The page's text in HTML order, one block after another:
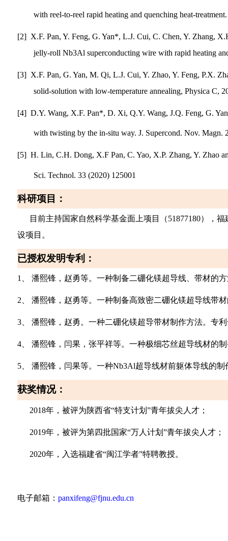
with reel-to-reel rapid heating and quenching heat-
[2] X.F. Pan, Y. Feng, G. Yan*, L.J. Cui, C. Chen, Y. Zhang,
jelly-roll Nb3Al superconducting wire with rapid heating
[3] X.F. Pan, G. Yan, M. Qi, L.J. Cui, Y. Zhao, Y. Feng, P.X.
solid-solution with low-temperature annealing, Physica C,
[4] D.Y. Wang, X.F. Pan*, D. Xi, Q.Y. Wang, J.Q. Feng, G.
with twisting by the in-situ way. J. Supercond. Nov. Magn.
[5] H. Lin, C.H. Dong, X.F Pan, C. Yao, X.P. Zhang, Y. Zhao
Sci. Technol. 33 (2020) 125001
科研项目 ：
目前主持国家自然科学基金面上项目（51877180），
设项目。
已授权发明专利 ：
1、 潘熙锋，赵勇等。一种制备二硼化镁超导线、带材的
2、 潘熙锋，赵勇等。一种制备高致密二硼化镁超导线带
3、 潘熙锋，赵勇。一种二硼化镁超导带材制作方法。专
4、 潘熙锋，闫果，张平祥等。一种极细芯丝超导线材的
5、 潘熙锋，闫果等。一种Nb3Al超导线材前躯体导线的
获奖情况：
2018年，被评为陕西省“特支计划 ”青年拔尖人才；
2019年，被评为第四批国家“万人计划 ”青年拔尖人才；
2020年，入选福建省“闽江学者”特聘教授。
电子邮箱： panxifeng@fjnu.edu.cn